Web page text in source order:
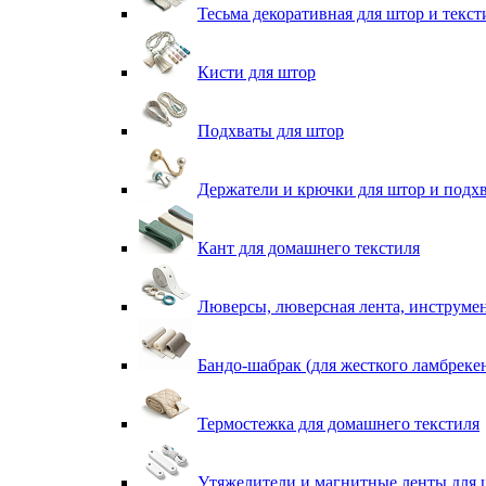
Тесьма декоративная для штор и
Кисти для штор
Подхваты для штор
Держатели и крючки для штор и
Кант для домашнего текстиля
Люверсы, люверсная лента,
Бандо-шабрак (для жесткого
Термостежка для домашнего текстиля
Утяжелители и магнитные ленты для